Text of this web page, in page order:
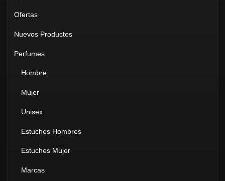
Ofertas
Nuevos Productos
Perfumes
Hombre
Mujer
Unisex
Estuches Hombres
Estuches Mujer
Marcas